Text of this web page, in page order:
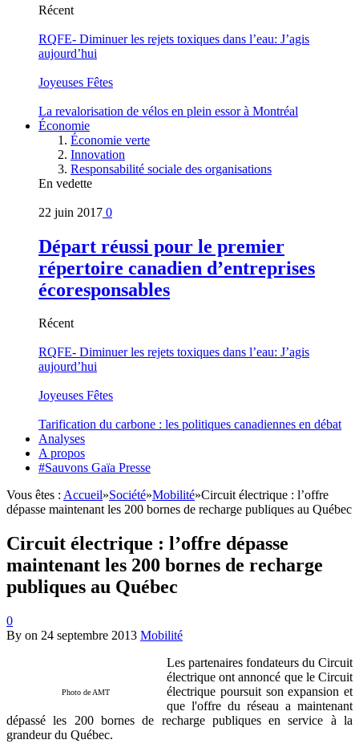
Récent
RQFE- Diminuer les rejets toxiques dans l’eau: J’agis
aujourd’hui
Joyeuses Fêtes
La revalorisation de vélos en plein essor à Montréal
Économie
Économie verte
Innovation
Responsabilité sociale des organisations
En vedette
22 juin 2017 0
Départ réussi pour le premier
répertoire canadien d’entreprises
écoresponsables
Récent
RQFE- Diminuer les rejets toxiques dans l’eau: J’agis
aujourd’hui
Joyeuses Fêtes
Tarification du carbone : les politiques canadiennes en débat
Analyses
A propos
#Sauvons Gaïa Presse
Vous êtes : Accueil»Société»Mobilité»Circuit électrique : l’offre
dépasse maintenant les 200 bornes de recharge publiques au Québec
Circuit électrique : l’offre dépasse
maintenant les 200 bornes de recharge
publiques au Québec
0
By on 24 septembre 2013 Mobilité
Photo de AMT
Les partenaires fondateurs du Circuit
électrique ont annoncé que le Circuit
électrique poursuit son expansion et
que l'offre du réseau a maintenant
dépassé les 200 bornes de recharge publiques en service à la
grandeur du Québec.